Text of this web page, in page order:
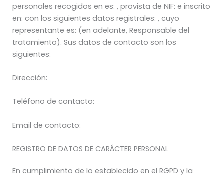
personales recogidos en es: , provista de NIF: e inscrito
en: con los siguientes datos registrales: , cuyo
representante es: (en adelante, Responsable del
tratamiento). Sus datos de contacto son los
siguientes:
Dirección:
Teléfono de contacto:
Email de contacto:
REGISTRO DE DATOS DE CARÁCTER PERSONAL
En cumplimiento de lo establecido en el RGPD y la